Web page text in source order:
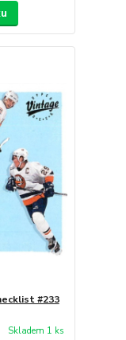
#233
Skladem 1 ks